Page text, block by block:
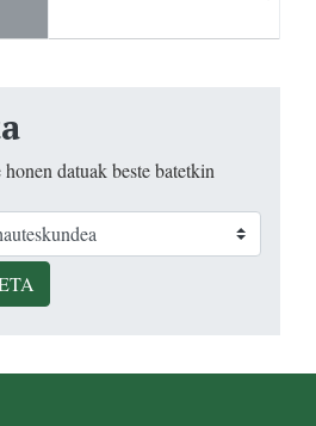
datuak beste batetkin